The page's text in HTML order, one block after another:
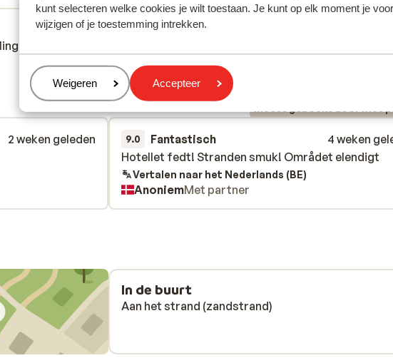
kunt selecteren welke cookies je wilt toestaan. Je kunt op elk moment je
wijzigen of je toestemming intrekken.
Beheren
Weigeren Accepteer
die hun ervaring met ons product eerlijk weergeven.
2 weken geleden
9.0 Fantastisch
4 weken
Hotellet fedt! Stranden smuk! Området elendigt
Hotellet fedt! Stranden smuk! Området elendigt
Vertalen naar het Nederlands (BE)
AnoniemMet partner
In de buurt
Aan het strand (zandstrand)